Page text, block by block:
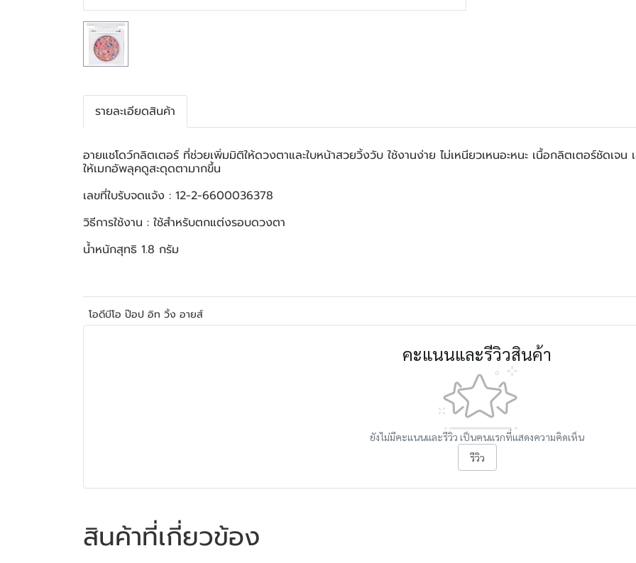
รายละเอียดสินค้า
อายแชโดว์กลิตเตอร์ ที่ช่วยเพิ่มมิติให้ดวงตาและใบหน้าสวยวิ้งวับ ใช้งานง่าย ไม่เหนียวเหนอะหนะ เนื้อกลิตเตอร์ชัดเจน
ให้เมกอัพลุคดูสะดุดตามากขึ้น
เลขที่ใบรับจดแจ้ง : 12-2-6600036378
วิธีการใช้งาน : ใช้สำหรับตกแต่งรอบดวงตา
น้ำหนักสุทธิ 1.8 กรัม
โอดีบีโอ ป๊อป อิท วิ้ง อายส์
คะแนนและรีวิวสินค้า
ยังไม่มีคะแนนและรีวิว เป็นคนแรกที่แสดงความคิดเห็น
รีวิว
สินค้าที่เกี่ยวข้อง